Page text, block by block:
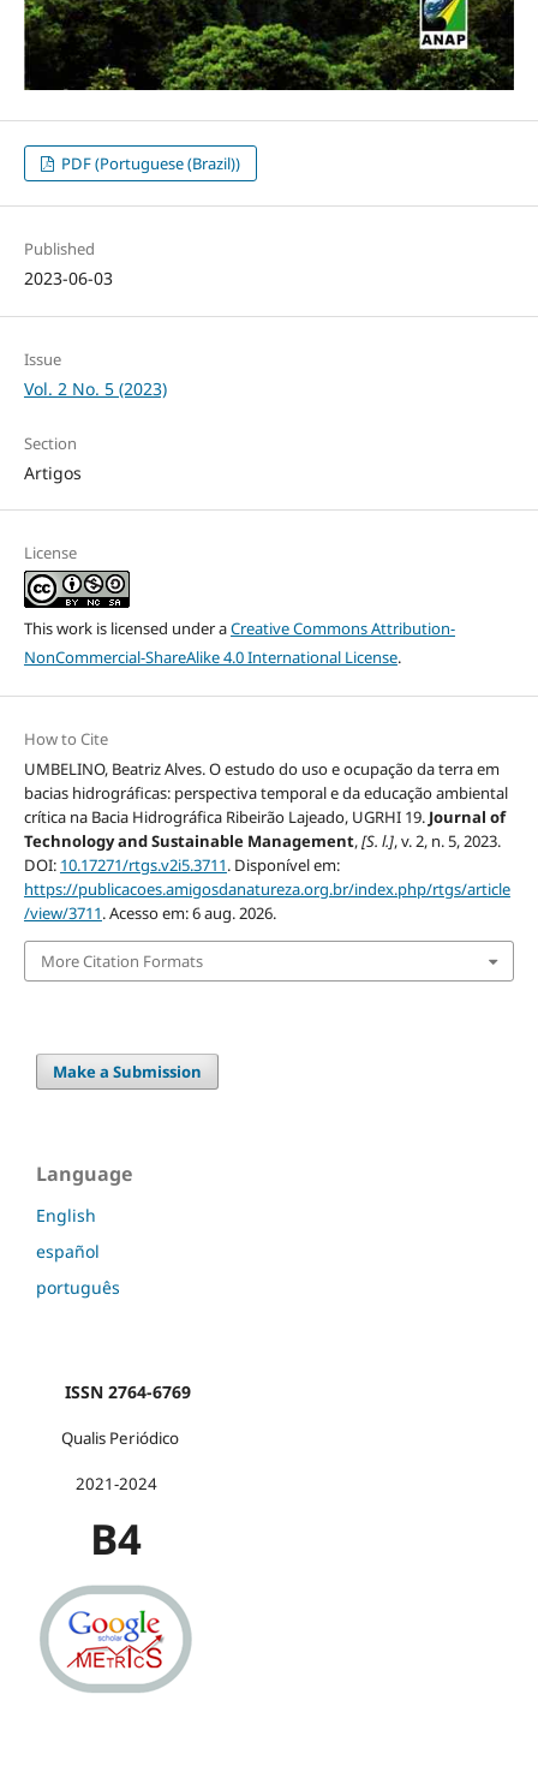
PDF (Portuguese (Brazil))
Published
2023-06-03
Issue
Vol. 2 No. 5 (2023)
Section
Artigos
License
This work is licensed under aCreative Commons Attribution-
NonCommercial-ShareAlike 4.0 International License.
How to Cite
UMBELINO, Beatriz Alves. O estudo do uso e ocupação da terra em
bacias hidrográficas: perspectiva temporal e da educação ambiental
crítica na Bacia Hidrográfica Ribeirão Lajeado, UGRHI 19. Journal of
Technology and Sustainable Management,[S. l.], v. 2, n. 5, 2023.
DOI: 10.17271/rtgs.v2i5.3711. Disponível em:
https://publicacoes.amigosdanatureza.org.br/index.php/rtgs/article
/view/3711. Acesso em: 6 aug. 2026.
More Citation Formats
Make a Submission
Language
English
español
português
ISSN 2764-6769
Qualis Periódico
2021-2024
B4